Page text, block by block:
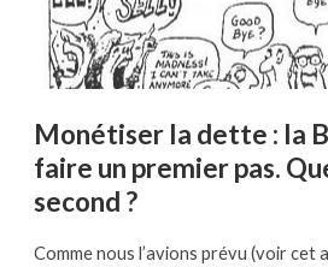
Monétiser la dette : la
faire un premier pas.
second ?
Comme nous l’avions prévu (voir cet